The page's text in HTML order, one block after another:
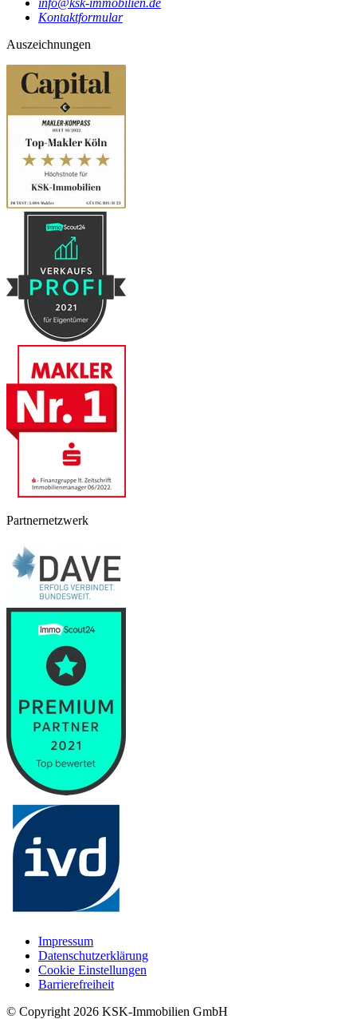
Kontaktformular
Auszeichnungen
Partnernetzwerk
Impressum
Datenschutzerklärung
Cookie Einstellungen
Barrierefreiheit
© Copyright 2026 KSK-Immobilien GmbH